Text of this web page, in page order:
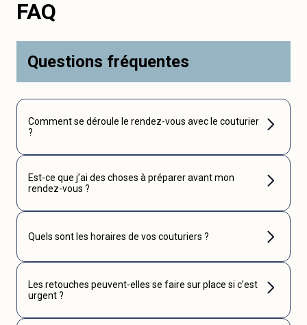
FAQ
Questions fréquentes
Comment se déroule le rendez-vous avec le couturier
?
Est-ce que j’ai des choses à préparer avant mon
rendez-vous ?
Quels sont les horaires de vos couturiers ?
Les retouches peuvent-elles se faire sur place si c’est
urgent ?